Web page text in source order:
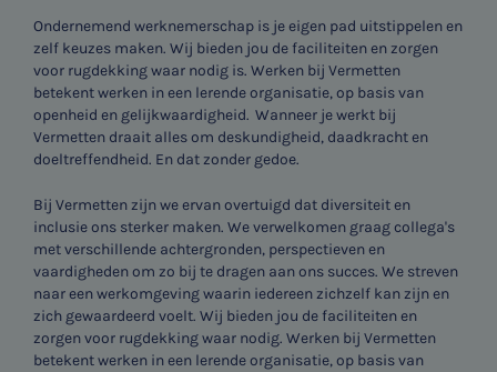
Ondernemend werknemerschap is je eigen pad uitstippelen en
zelf keuzes maken. Wij bieden jou de faciliteiten en zorgen
voor rugdekking waar nodig is. Werken bij Vermetten
betekent werken in een lerende organisatie, op basis van
openheid en gelijkwaardigheid. Wanneer je werkt bij
Vermetten draait alles om deskundigheid, daadkracht en
doeltreffendheid. En dat zonder gedoe.
Bij Vermetten zijn we ervan overtuigd dat diversiteit en
inclusie ons sterker maken. We verwelkomen graag collega's
met verschillende achtergronden, perspectieven en
vaardigheden om zo bij te dragen aan ons succes. We streven
naar een werkomgeving waarin iedereen zichzelf kan zijn en
zich gewaardeerd voelt. Wij bieden jou de faciliteiten en
zorgen voor rugdekking waar nodig. Werken bij Vermetten
betekent werken in een lerende organisatie, op basis van